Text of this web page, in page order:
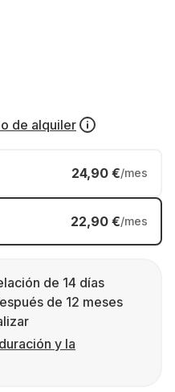
de alquiler
24,90 €/mes
22,90 €/mes
de 14 días
de 12 meses
y la